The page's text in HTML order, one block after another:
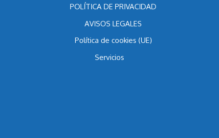
Contacto
POLÍTICA DE PRIVACIDAD
AVISOS LEGALES
Política de cookies (UE)